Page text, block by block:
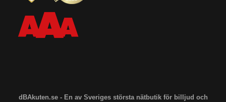
dBAkuten.se - En av Sveriges största nätbutik för billjud och